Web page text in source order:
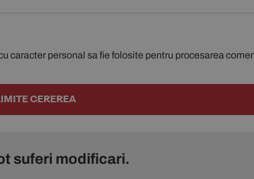
caracter personal sa fie folosite pentru procesarea
suferi modificari.